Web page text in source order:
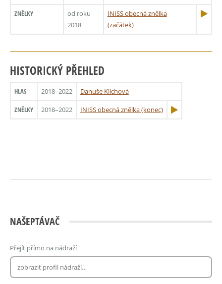
ZNĚLKY
od roku
2018
INISS obecná znělka
(začátek)
HISTORICKÝ PŘEHLED
HLAS 2018–2022 Danuše Klichová
ZNĚLKY 2018–2022 INISS obecná znělka (konec)
NAŠEPTÁVAČ
Přejít přímo na nádraží